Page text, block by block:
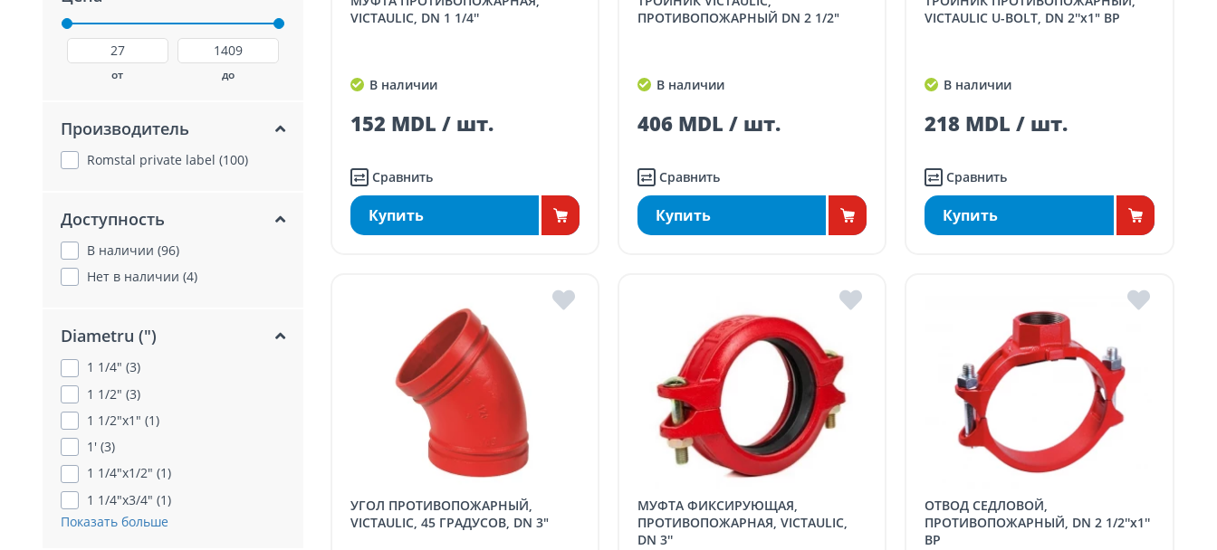
от до
Производитель
Romstal private label (100)
Доступность
В наличии (96)
Нет в наличии (4)
Diametru (")
1 1/4" (3)
1 1/2" (3)
1 1/2"x1" (1)
1' (3)
1 1/4"x1/2" (1)
1 1/4"x3/4" (1)
Показать больше
VICTAULIC, DN 1 1/4''
В наличии
152 MDL / шт.
Сравнить
Купить
ПРОТИВОПОЖАРНЫЙ DN 2 1/2"
В наличии
406 MDL / шт.
Сравнить
Купить
VICTAULIC U-BOLT, DN 2''x1" ВР
В наличии
218 MDL / шт.
Сравнить
Купить
УГОЛ ПРОТИВОПОЖАРНЫЙ,
VICTAULIC, 45 ГРАДУСОВ, DN 3"
МУФТА ФИКСИРУЮЩАЯ,
ПРОТИВОПОЖАРНАЯ, VICTAULIC,
DN 3''
ОТВОД СЕДЛОВОЙ,
ПРОТИВОПОЖАРНЫЙ, DN 2 1/2''x1''
ВР